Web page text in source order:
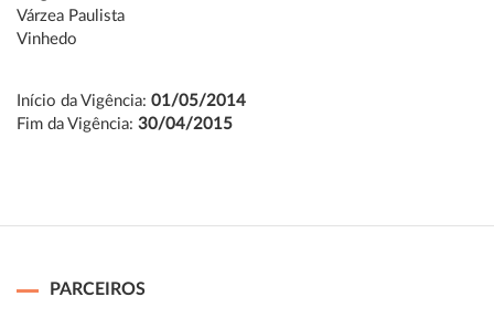
Várzea Paulista
Vinhedo
Início da Vigência: 01/05/2014
Fim da Vigência: 30/04/2015
PARCEIROS